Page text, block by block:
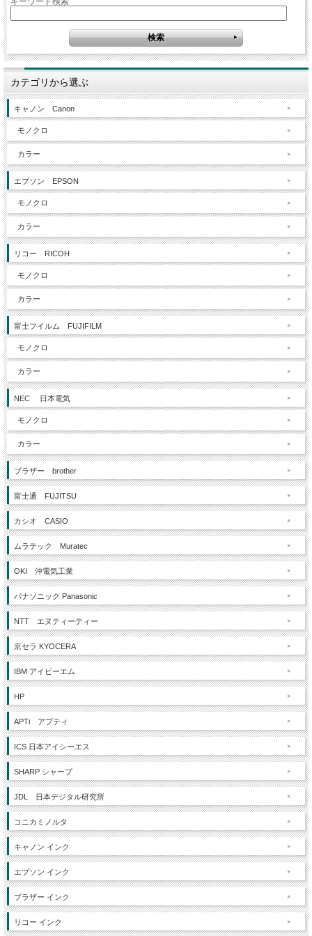
カテゴリから選ぶ
キャノン Canon
モノクロ
カラー
エプソン EPSON
モノクロ
カラー
リコー RICOH
モノクロ
カラー
富士フイルム FUJIFILM
モノクロ
カラー
NEC 日本電気
モノクロ
カラー
ブラザー brother
富士通 FUJITSU
カシオ CASIO
ムラテック Muratec
OKI 沖電気工業
パナソニック Panasonic
NTT エヌティーティー
京セラ KYOCERA
IBM アイビーエム
HP
APTi アプティ
ICS 日本アイシーエス
SHARP シャープ
JDL 日本デジタル研究所
コニカミノルタ
キャノン インク
エプソン インク
ブラザー インク
リコー インク